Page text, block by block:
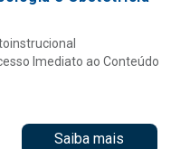
Imediato ao Conteúdo
Saiba mais